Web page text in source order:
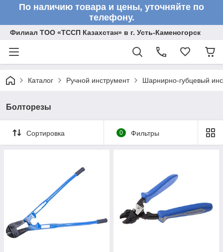
По наличию товара и цены, уточняйте по
телефону.
Филиал ТОО «ТССП Казахстан» в г. Усть-Каменогорск
Каталог Ручной инструмент Шарнирно-губцевый
Болторезы
Сортировка 0 Фильтры